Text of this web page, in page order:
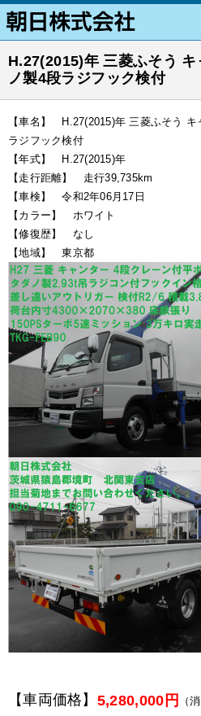
H.27(2015)年 三菱ふそう
ノ製4段ラジフック検付
【車名】 H.27(2015)年 三菱ふそう
ラジフック検付
【年式】 H.27(2015)年
【走行距離】 走行39,735km
【車検】 令和2年06月17日
【カラー】 ホワイト
【修復歴】 なし
【地域】 東京都
【車両価格】 5,280,000円 （